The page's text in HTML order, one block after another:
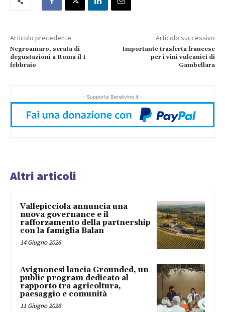
Articolo precedente
Negroamaro, serata di
degustazioni a Roma il 1
febbraio
Articolo successivo
Importante trasferta francese
per i vini vulcanici di
Gambellara
- Supporta Bereilvino.it -
Altri articoli
Vallepicciola annuncia una
nuova governance e il
rafforzamento della partnership
con la famiglia Balan
14 Giugno 2026
Avignonesi lancia Grounded, un
public program dedicato al
rapporto tra agricoltura,
paesaggio e comunità
11 Giugno 2026